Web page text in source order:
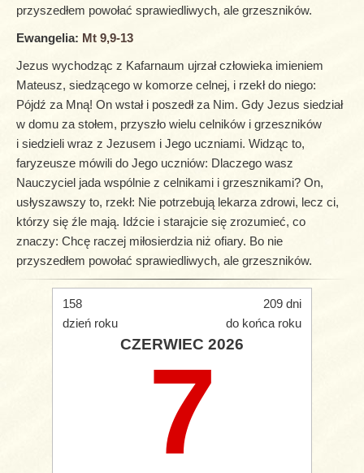
przyszedłem powołać sprawiedliwych, ale grzeszników.
Ewangelia: Mt 9,9-13
Jezus wychodząc z Kafarnaum ujrzał człowieka imieniem
Mateusz, siedzącego w komorze celnej, i rzekł do niego:
Pójdź za Mną! On wstał i poszedł za Nim. Gdy Jezus siedział
w domu za stołem, przyszło wielu celników i grzeszników
i siedzieli wraz z Jezusem i Jego uczniami. Widząc to,
faryzeusze mówili do Jego uczniów: Dlaczego wasz
Nauczyciel jada wspólnie z celnikami i grzesznikami? On,
usłyszawszy to, rzekł: Nie potrzebują lekarza zdrowi, lecz ci,
którzy się źle mają. Idźcie i starajcie się zrozumieć, co
znaczy: Chcę raczej miłosierdzia niż ofiary. Bo nie
przyszedłem powołać sprawiedliwych, ale grzeszników.
158
dzień roku
209 dni
do końca roku
CZERWIEC 2026
7